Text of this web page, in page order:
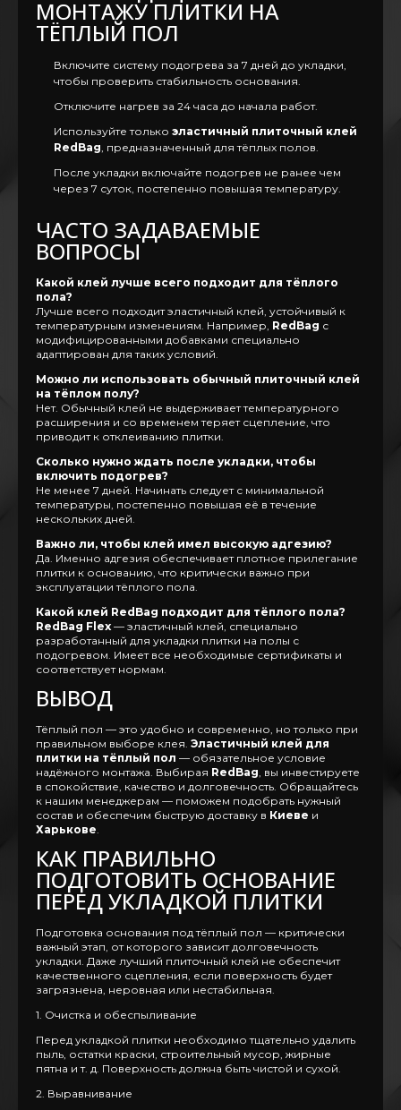
МОНТАЖУ ПЛИТКИ НА
ТЁПЛЫЙ ПОЛ
Включите систему подогрева за 7 дней до укладки,
чтобы проверить стабильность основания.
Отключите нагрев за 24 часа до начала работ.
Используйте только эластичный плиточный клей
RedBag , предназначенный для тёплых полов.
После укладки включайте подогрев не ранее чем
через 7 суток, постепенно повышая температуру.
ЧАСТО ЗАДАВАЕМЫЕ
ВОПРОСЫ
Какой клей лучше всего подходит для тёплого
пола?
Лучше всего подходит эластичный клей, устойчивый к
температурным изменениям. Например, RedBag с
модифицированными добавками специально
адаптирован для таких условий.
Можно ли использовать обычный плиточный клей
на тёплом полу?
Нет. Обычный клей не выдерживает температурного
расширения и со временем теряет сцепление, что
приводит к отклеиванию плитки.
Сколько нужно ждать после укладки, чтобы
включить подогрев?
Не менее 7 дней. Начинать следует с минимальной
температуры, постепенно повышая её в течение
нескольких дней.
Важно ли, чтобы клей имел высокую адгезию?
Да. Именно адгезия обеспечивает плотное прилегание
плитки к основанию, что критически важно при
эксплуатации тёплого пола.
Какой клей RedBag подходит для тёплого пола?
RedBag Flex — эластичный клей, специально
разработанный для укладки плитки на полы с
подогревом. Имеет все необходимые сертификаты и
соответствует нормам.
ВЫВОД
Тёплый пол — это удобно и современно, но только при
правильном выборе клея. Эластичный клей для
плитки на тёплый пол — обязательное условие
надёжного монтажа. Выбирая RedBag , вы инвестируете
в спокойствие, качество и долговечность. Обращайтесь
к нашим менеджерам — поможем подобрать нужный
состав и обеспечим быструю доставку в Киеве и
Харькове
КАК ПРАВИЛЬНО
ПОДГОТОВИТЬ ОСНОВАНИЕ
ПЕРЕД УКЛАДКОЙ ПЛИТКИ
Подготовка основания под тёплый пол — критически
важный этап, от которого зависит долговечность
укладки. Даже лучший плиточный клей не обеспечит
качественного сцепления, если поверхность будет
загрязнена, неровная или нестабильная.
1. Очистка и обеспыливание
Перед укладкой плитки необходимо тщательно удалить
пыль, остатки краски, строительный мусор, жирные
пятна и т. д. Поверхность должна быть чистой и сухой.
2. Выравнивание